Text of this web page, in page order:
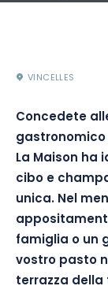
VINCELLES
Concedete
gastronomico
La Maison
cibo e
unica. Nel
famiglia o un
vostro pasto
terrazza